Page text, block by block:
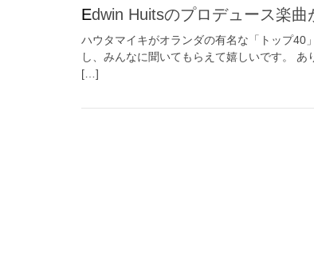
Edwin Huitsのプロデュース楽
ハウタマイキがオランダの有名な「トップ40
し、みんなに聞いてもらえて嬉しいです。
[…]